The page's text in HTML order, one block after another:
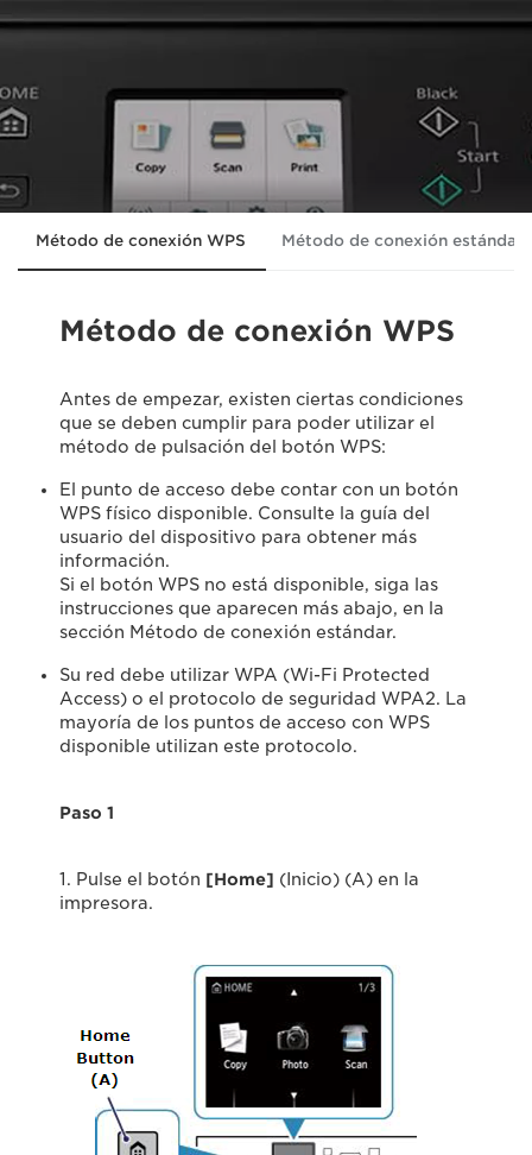
Método de conexión WPS Método de conexión estándar
Método de conexión WPS
Antes de empezar, existen ciertas condiciones
que se deben cumplir para poder utilizar el
método de pulsación del botón WPS:
El punto de acceso debe contar con un botón
WPS físico disponible. Consulte la guía del
usuario del dispositivo para obtener más
información.
Si el botón WPS no está disponible, siga las
instrucciones que aparecen más abajo, en la
sección Método de conexión estándar.
Su red debe utilizar WPA (Wi-Fi Protected
Access) o el protocolo de seguridad WPA2. La
mayoría de los puntos de acceso con WPS
disponible utilizan este protocolo.
Paso 1
1. Pulse el botón [Home] (Inicio) (A) en la
impresora.